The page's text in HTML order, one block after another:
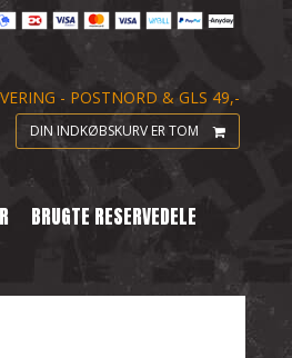
- POSTNORD & GLS 49,-
DIN INDKØBSKURV ER TOM
BRUGTE RESERVEDELE